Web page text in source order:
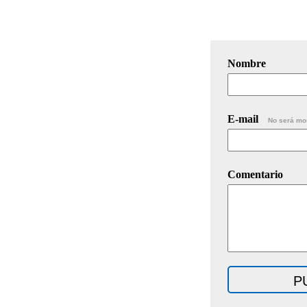
Nombre
E-mail No será
Comentario